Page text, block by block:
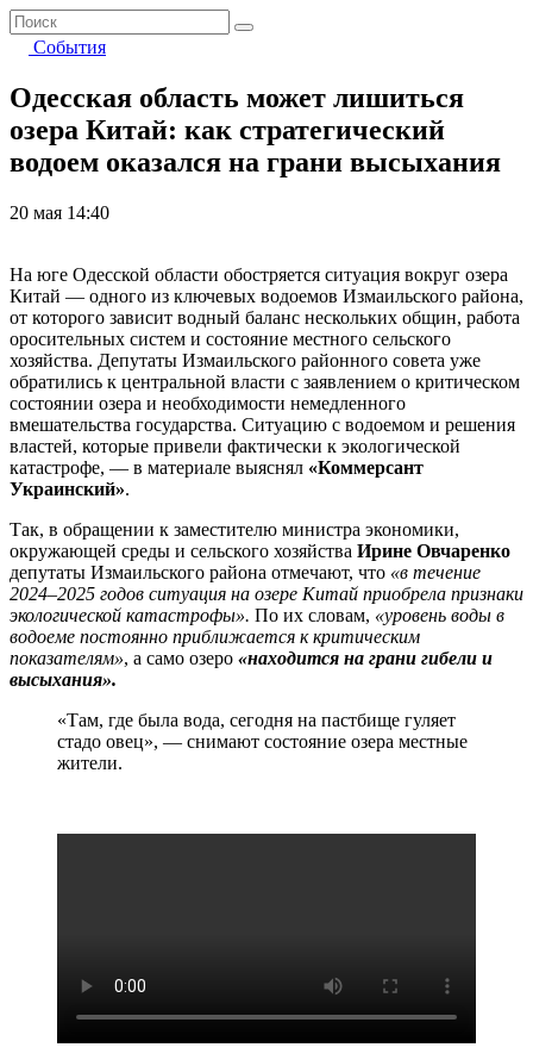
События
Одесская область может лишиться
озера Китай: как стратегический
водоем оказался на грани высыхания
20 мая 14:40
На юге Одесской области обостряется ситуация вокруг озера
Китай — одного из ключевых водоемов Измаильского района,
от которого зависит водный баланс нескольких общин, работа
оросительных систем и состояние местного сельского
хозяйства. Депутаты Измаильского районного совета уже
обратились к центральной власти с заявлением о критическом
состоянии озера и необходимости немедленного
вмешательства государства. Ситуацию с водоемом и решения
властей, которые привели фактически к экологической
катастрофе, — в материале выяснял «Коммерсант
Украинский».
Так, в обращении к заместителю министра экономики,
окружающей среды и сельского хозяйства Ирине Овчаренко
депутаты Измаильского района отмечают, что «в течение
2024–2025 годов ситуация на озере Китай приобрела признаки
экологической катастрофы». По их словам, «уровень воды в
водоеме постоянно приближается к критическим
показателям», а само озеро «находится на грани гибели и
высыхания».
«Там, где была вода, сегодня на пастбище гуляет
стадо овец», — снимают состояние озера местные
жители.